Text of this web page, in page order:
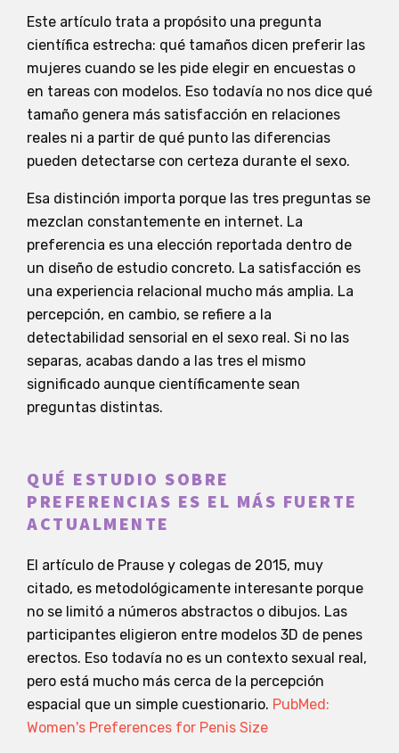
Este artículo trata a propósito una pregunta
científica estrecha: qué tamaños dicen preferir las
mujeres cuando se les pide elegir en encuestas o
en tareas con modelos. Eso todavía no nos dice qué
tamaño genera más satisfacción en relaciones
reales ni a partir de qué punto las diferencias
pueden detectarse con certeza durante el sexo.
Esa distinción importa porque las tres preguntas se
mezclan constantemente en internet. La
preferencia es una elección reportada dentro de
un diseño de estudio concreto. La satisfacción es
una experiencia relacional mucho más amplia. La
percepción, en cambio, se refiere a la
detectabilidad sensorial en el sexo real. Si no las
separas, acabas dando a las tres el mismo
significado aunque científicamente sean
preguntas distintas.
QUÉ ESTUDIO SOBRE
PREFERENCIAS ES EL MÁS FUERTE
ACTUALMENTE
El artículo de Prause y colegas de 2015, muy
citado, es metodológicamente interesante porque
no se limitó a números abstractos o dibujos. Las
participantes eligieron entre modelos 3D de penes
erectos. Eso todavía no es un contexto sexual real,
pero está mucho más cerca de la percepción
espacial que un simple cuestionario. PubMed:
Women's Preferences for Penis Size